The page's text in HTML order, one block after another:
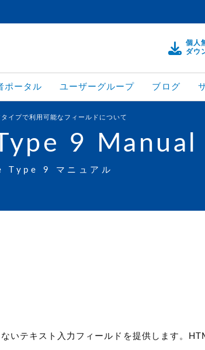
個人
ダウ
ポータル ユーザーグループ ブログ
イプで利用可能なフィールドについて
9 Manual
Type 9 マニュアル
いテキスト入力フィールドを提供します。